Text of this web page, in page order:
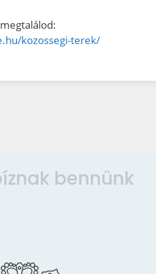
kozossegi-terek/
bennünk